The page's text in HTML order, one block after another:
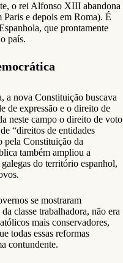
o rei Alfonso XIII abandona
e depois em Roma). É
que prontamente
país.
a nova Constituição buscava
de expressão e o direito de
neste campo o direito de voto
“direitos de entidades
pela Constituição da
também ampliou a
do território espanhol,
se mostraram
classe trabalhadora, não era
mais conservadores,
todas essas reformas
contundente.